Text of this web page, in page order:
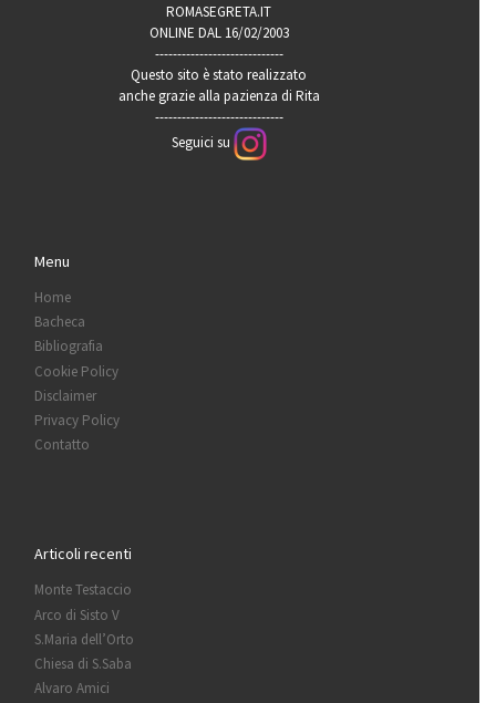
ROMASEGRETA.IT
ONLINE DAL 16/02/2003
-----------------------------
Questo sito è stato realizzato
anche grazie alla pazienza di Rita
-----------------------------
Seguici su
Menu
Home
Bacheca
Bibliografia
Cookie Policy
Disclaimer
Privacy Policy
Contatto
Articoli recenti
Monte Testaccio
Arco di Sisto V
S.Maria dell’Orto
Chiesa di S.Saba
Alvaro Amici